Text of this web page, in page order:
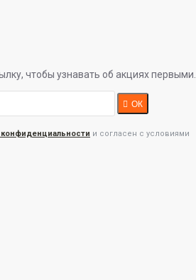
чтобы узнавать об акциях первыми.
ОК
конфиденциальности и согласен с условиями